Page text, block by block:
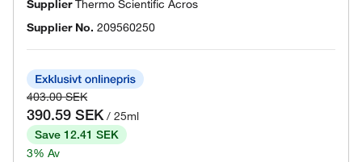
SupplierThermo Scientific Acros
Supplier No. 209560250
403.00 SEK
390.59 SEK / 25ml
Save 12.41 SEK
3% Av